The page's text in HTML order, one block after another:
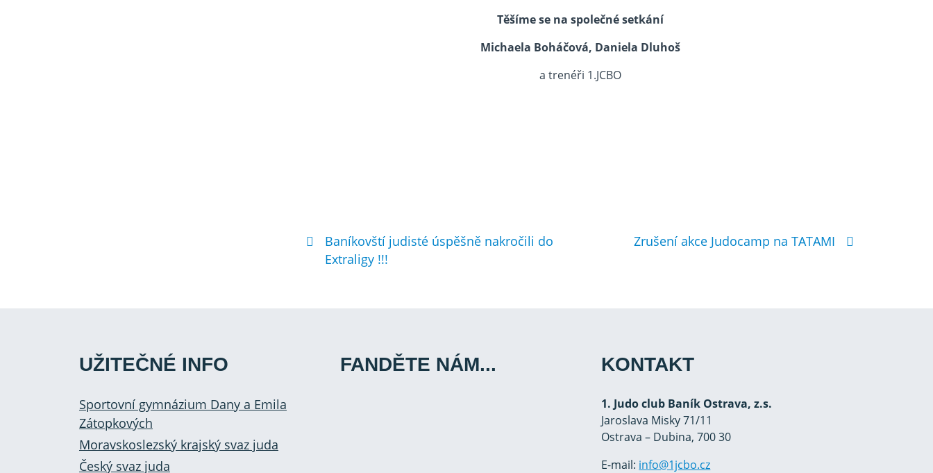
Těšíme se na společné setkání
Michaela Boháčová, Daniela Dluhoš
a trenéři 1.JCBO
Baníkovští judisté úspěšně nakročili do
Extraligy !!!
Zrušení akce Judocamp na TATAMI
UŽITEČNÉ INFO
Sportovní gymnázium Dany a Emila
Zátopkových
Moravskoslezský krajský svaz juda
Český svaz juda
FANDĚTE NÁM... KONTAKT
1. Judo club Baník Ostrava, z.s.
Jaroslava Misky 71/11
Ostrava – Dubina, 700 30
E-mail: info@1jcbo.cz